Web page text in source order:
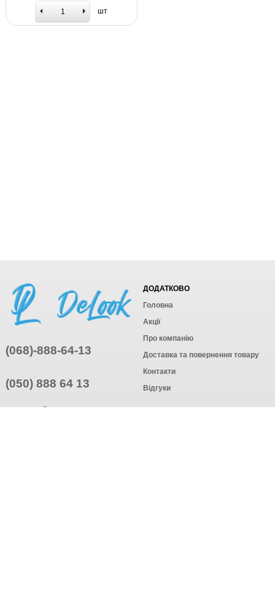
шт
(068)-888-64-13
(050) 888 64 13
ДОДАТКОВО
Головна
Акції
Про компанію
Доставка та повернення товару
Контакти
Відгуки